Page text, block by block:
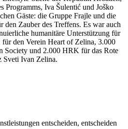
Programms, Iva Šulentić und Joško
Gäste: die Gruppe Frajle und die
den Zauber des Treffens. Es war auch
humanitäre Unterstützung für
den Verein Heart of Zelina, 3.000
und 2.000 HRK für das Rote
Sveti Ivan Zelina.
entscheiden, entscheiden